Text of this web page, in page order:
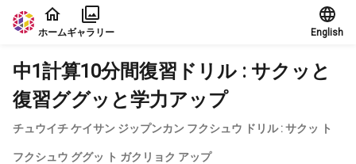
本文に飛ぶ
ホームギャラリー English
中1計算10分間復習ドリル : サクッと
復習ググッと学力アップ
チュウイチ ケイサン ジップンカン フクシュウ ドリル : サクッ ト
フクシュウ ググッ ト ガクリョク アップ